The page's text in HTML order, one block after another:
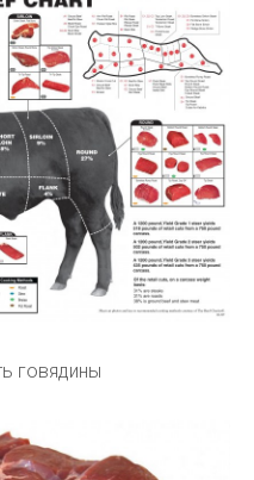
говядины